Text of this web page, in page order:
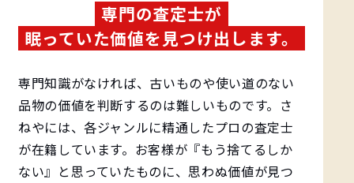
専門の査定士が
眠っていた価値を見つけ出します。
専門知識がなければ、古いものや使い道のない
品物の価値を判断するのは難しいものです。さ
ねやには、各ジャンルに精通したプロの査定士
が在籍しています。お客様が『もう捨てるしか
ない』と思っていたものに、思わぬ価値が見つ